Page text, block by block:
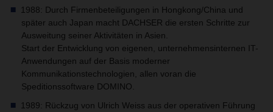
1988: Durch Firmenbeteiligungen in Hongkong/China und
später auch Japan macht DACHSER die ersten Schritte zur
Ausweitung seiner Aktivitäten in Asien.
Start der Entwicklung von eigenen, unternehmensinternen IT-
Anwendungen auf der Basis moderner
Kommunikationstechnologien, allen voran die
Speditionssoftware DOMINO.
1989: Rückzug von Ulrich Weiss aus der operativen Führung